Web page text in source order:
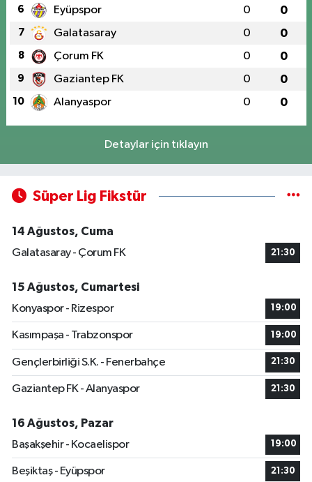
6 Eyüpspor 0 0
7 Galatasaray 0 0
8 Çorum FK 0 0
9 Gaziantep FK 0 0
10 Alanyaspor 0 0
Detaylar için tıklayın
Süper Lig Fikstür
14 Ağustos, Cuma
Galatasaray - Çorum FK
21:30
15 Ağustos, Cumartesi
Konyaspor - Rizespor
19:00
Kasımpaşa - Trabzonspor 19:00
Gençlerbirliği S.K. - Fenerbahçe 21:30
Gaziantep FK - Alanyaspor 21:30
16 Ağustos, Pazar
Başakşehir - Kocaelispor
19:00
Beşiktaş - Eyüpspor 21:30